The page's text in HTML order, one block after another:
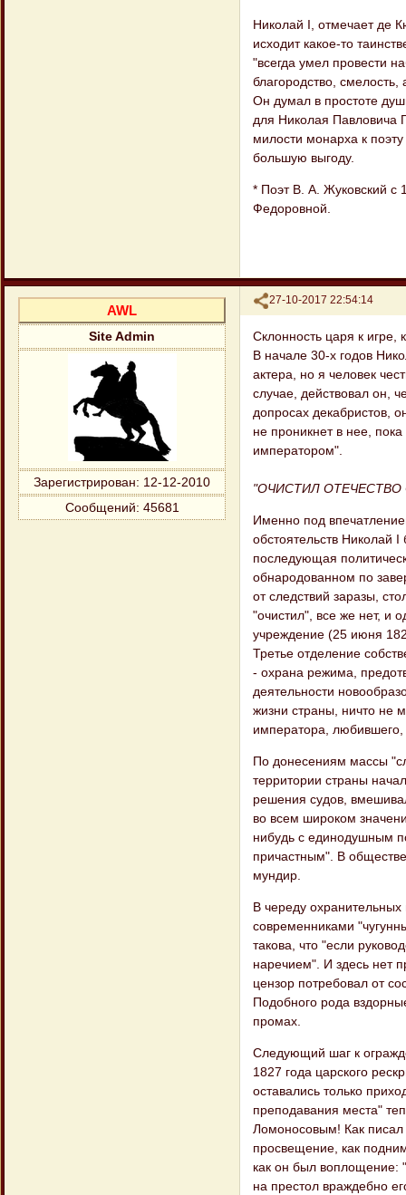
Николай I, отмечает де
исходит какое-то
"всегда умел провести
благородство,
Он думал в простоте
для Николая
милости монарха к
большую выгоду.
* Поэт В. А. Жуковский с
Федоровной.
Поделиться
27-10-2017 22:54:14
AWL
Site Admin
Зарегистрирован: 12-12-2010
Сообщений: 45681
Склонность царя к
В начале 30-х годов
актера, но я человек
случае, действовал он,
допросах декабристов,
не проникнет в нее,
императором".
"ОЧИСТИЛ ОТЕЧЕСТВО
Именно под
обстоятельств Николай
последующая
обнародованном по
от следствий заразы,
"очистил", все же нет, и
учреждение (25 июня
Третье отделение
- охрана режима,
деятельности
жизни страны, ничто не
императора, любившего,
По донесениям массы
территории страны
решения судов,
во всем широком
нибудь с единодушным
причастным". В
мундир.
В череду
современниками
такова, что "если
наречием". И здесь нет
цензор потребовал от
Подобного рода
промах.
Следующий шаг к
1827 года царского
оставались только
преподавания места"
Ломоносовым! Как писал
просвещение, как
как он был воплощение:
на престол враждебно